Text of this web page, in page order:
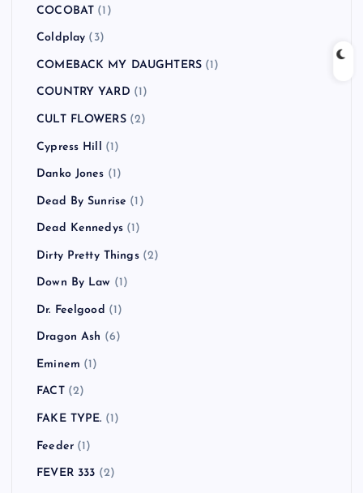
COCOBAT (1)
Coldplay (3)
COMEBACK MY DAUGHTERS (1)
COUNTRY YARD (1)
CULT FLOWERS(2)
Cypress Hill (1)
Danko Jones (1)
Dead By Sunrise (1)
Dead Kennedys(1)
Dirty Pretty Things(2)
Down By Law (1)
Dr. Feelgood (1)
Dragon Ash (6)
Eminem (1)
FACT(2)
FAKE TYPE. (1)
Feeder(1)
FEVER 333 (2)